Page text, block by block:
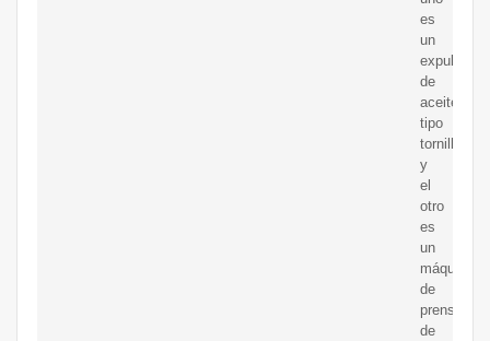
es
un
expulsor
de
aceite
tipo
tornillo,
y
el
otro
es
un
máquina
de
prensa
de